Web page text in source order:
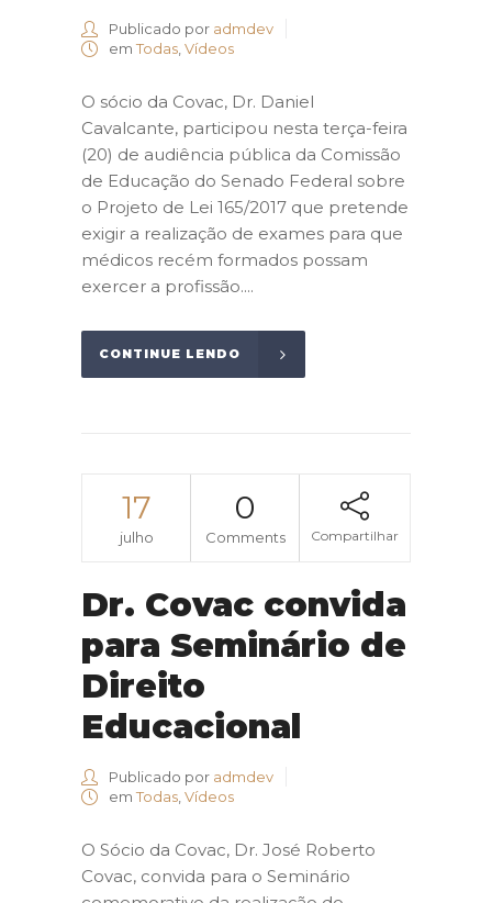
Publicado por admdev
em Todas Vídeos
O sócio da Covac, Dr. Daniel
Cavalcante, participou nesta terça-feira
(20) de audiência pública da Comissão
de Educação do Senado Federal sobre
o Projeto de Lei 165/2017 que pretende
exigir a realização de exames para que
médicos recém formados possam
exercer a profissão....
CONTINUE LENDO
17
julho
0
Comments Compartilhar
Dr. Covac convida
para Seminário de
Direito
Educacional
Publicado por admdev
em Todas Vídeos
O Sócio da Covac, Dr. José Roberto
Covac, convida para o Seminário